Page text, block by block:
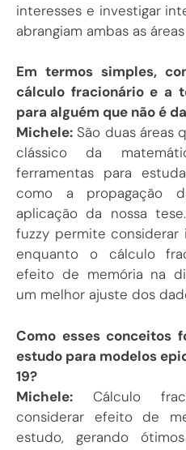
interesses e investigar
abrangiam ambas as
Em termos simples,
cálculo fracionário e a
para alguém que não é
Michele: São duas áreas
clássico da
ferramentas para
como a propagação
aplicação da nossa
fuzzy permite considerar
enquanto o cálculo
efeito de memória na
um melhor ajuste dos
Como esses conceitos
estudo para modelos
19?
Michele: Cálculo
considerar efeito de
estudo, gerando